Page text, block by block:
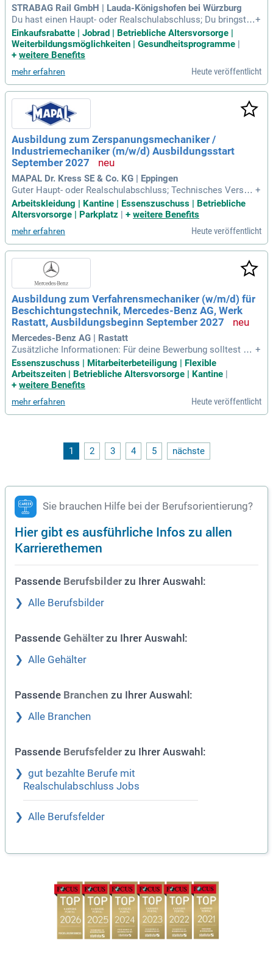
STRABAG Rail GmbH | Lauda-Königshofen bei Würzburg
Du hast einen Haupt- oder Realschulabschluss; Du bringst h
andwerkliches Geschick, technisches Interesse und räumlic
hes Vorstellungsvermögen mit; Du hast Freude an praktisch
er und körperlicher Arbeit im Freien; Du hast Interesse an de
+
Einkaufsrabatte | Jobrad | Betriebliche Altersvorsorge |
Weiterbildungsmöglichkeiten | Gesundheitsprogramme |
+ weitere Benefits
mehr erfahren Heute veröffentlicht
Ausbildung zum Zerspanungsmechaniker /
Industriemechaniker (m/w/d) Ausbildungsstart
September 2027
MAPAL Dr. Kress SE & Co. KG | Eppingen
Guter Haupt- oder Realschulabschluss; Technisches Verstä
ndnis; Räumliches Vorstellungsvermögen und handwerklich
es Geschick; Zuverlässigkeit, Motivation und Teamfähigkei
+
Arbeitskleidung | Kantine | Essenszuschuss | Betriebliche
Altersvorsorge | Parkplatz | + weitere Benefits
mehr erfahren Heute veröffentlicht
Ausbildung zum Verfahrensmechaniker (w/m/d) für
Beschichtungstechnik, Mercedes-Benz AG, Werk
Rastatt, Ausbildungsbeginn September 2027
Mercedes-Benz AG | Rastatt
Zusätzliche Informationen: Für deine Bewerbung solltest du
mindestens einen guten Hauptschulabschluss oder einen R
ealschulabschluss mitbringen.
+
Essenszuschuss | Mitarbeiterbeteiligung | Flexible
Arbeitszeiten | Betriebliche Altersvorsorge | Kantine |
+ weitere Benefits
mehr erfahren Heute veröffentlicht
1 2 3 4 5 nächste
Sie brauchen Hilfe bei der Berufsorientierung?
Hier gibt es ausführliche Infos zu allen
Karrierethemen
Passende Berufsbilder zu Ihrer Auswahl:
Alle Berufsbilder
Passende Gehälter zu Ihrer Auswahl:
Alle Gehälter
Passende Branchen zu Ihrer Auswahl:
Alle Branchen
Passende Berufsfelder zu Ihrer Auswahl:
gut bezahlte Berufe mit
Realschulabschluss Jobs
Alle Berufsfelder